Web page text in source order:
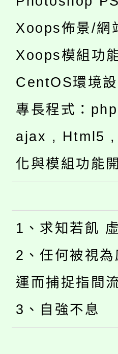
Xoops佈景/網
Xoops模組功
CentOS環境
專長程式：
ajax , Html5
化與模組功能
1、求知若飢
2、任何被視
運而捕捉指間
3、自強不息